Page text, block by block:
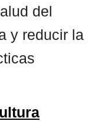
del
y reducir la